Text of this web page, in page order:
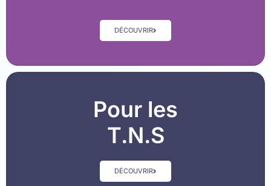
DÉCOUVRIR
Pour les
T.N.S
DÉCOUVRIR